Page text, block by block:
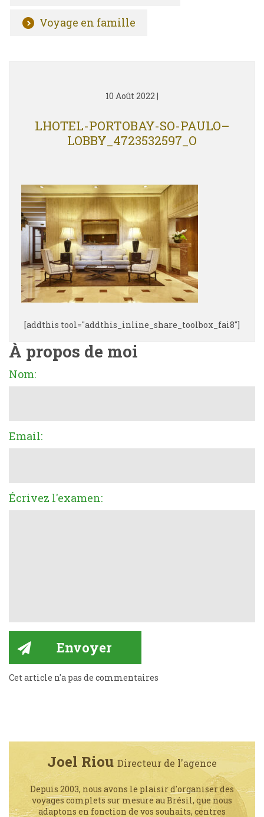
Voyage en famille
10 Août 2022 |
LHOTEL-PORTOBAY-SO-PAULO–
LOBBY_4723532597_O
[addthis tool="addthis_inline_share_toolbox_fai8"]
À propos de moi
Nom:
Email:
Écrivez l'examen:
Cet article n'a pas de commentaires
Joel Riou Directeur de l'agence
Depuis 2003, nous avons le plaisir d'organiser des
voyages complets sur mesure au Brésil, que nous
adaptons en fonction de vos souhaits, centres